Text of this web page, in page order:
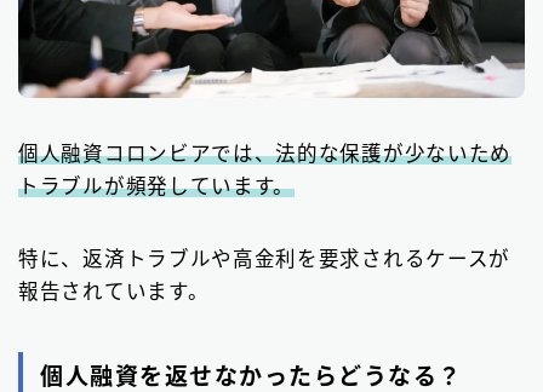
個人融資コロンビアでは、法的な保護が少ないため
トラブルが頻発しています。
特に、返済トラブルや高金利を要求されるケースが
報告されています。
個人融資を返せなかったらどうなる？